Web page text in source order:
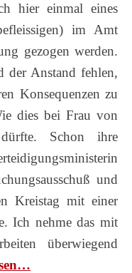
hier einmal eines
im Amt
gezogen werden.
der Anstand fehlen,
Konsequenzen zu
dies bei Frau von
Schon ihre
und
Kreistag mit einer
Ich nehme das mit
überwiegend